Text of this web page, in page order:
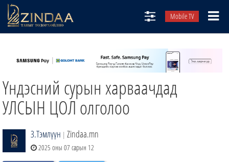
Mobile TV
ТВ8
ӨГЛӨӨНИЙ СОНИН
АУДИО ЗОХИОЛ
Үндэсний сурын харваачдад
УЛСЫН ЦОЛ олголоо
З.Тэмлүүн | Zindaa.mn
2025 оны 07 сарын 12